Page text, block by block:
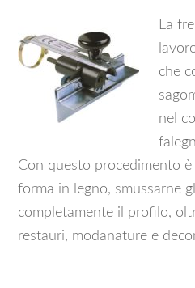
La
che
nel
Con questo procedimento
forma in legno, smussarne
completamente il profilo,
restauri, modanature e